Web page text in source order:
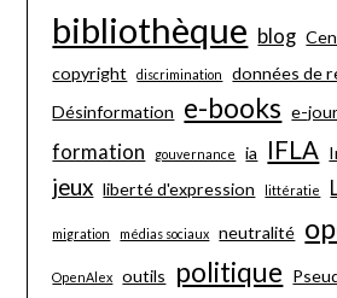
bibliothèque blog
copyright discrimination données de
Désinformation e-books e-
formation gouvernance ia IFLA
jeux liberté d'expression littératie
migration médias sociaux neutralité
OpenAlex outils politique